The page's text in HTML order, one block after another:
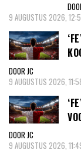
9 AUGUSTUS 2026,
DOOR JC
9 AUGUSTUS 2026,
DOOR JC
9 AUGUSTUS 2026,